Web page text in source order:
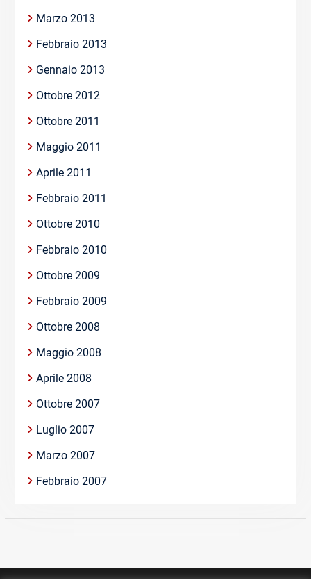
Marzo 2013
Febbraio 2013
Gennaio 2013
Ottobre 2012
Ottobre 2011
Maggio 2011
Aprile 2011
Febbraio 2011
Ottobre 2010
Febbraio 2010
Ottobre 2009
Febbraio 2009
Ottobre 2008
Maggio 2008
Aprile 2008
Ottobre 2007
Luglio 2007
Marzo 2007
Febbraio 2007